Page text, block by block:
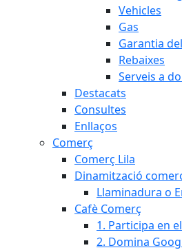
Vehicles
Gas
Garantia
Rebaixes
Serveis a
Destacats
Consultes
Enllaços
Comerç
Comerç Lila
Dinamització
Llaminadura o
Cafè Comerç
1. Participa en
2. Domina